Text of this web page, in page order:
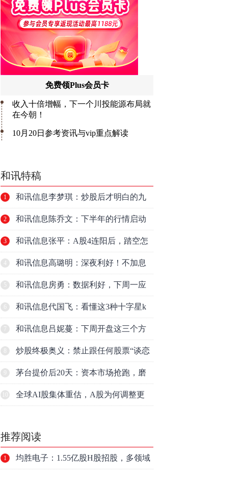
和讯特稿
1 和讯信息李梦琪：炒股后才明白的九
个人生道理
2 和讯信息陈乔文：下半年的行情启动
了
3 和讯信息张平：A股4连阳后，踏空怎
么办？结构性回补！
和讯信息高璐明：深夜利好！不加息
了？周一还能涨吗？
5 和讯信息房勇：数据利好，下周一应
对方案
和讯信息代国飞：看懂这3种十字星k
线形态
7 和讯信息吕妮蔓：下周开盘这三个方
向，还有仓位的朋友一定要拿稳了
炒股终极奥义：禁止跟任何股票“谈恋
爱”
茅台提价后20天：资本市场抢跑，磨
底属于现实
全球AI股集体重估，A股为何调整更
推荐阅读
1 均胜电子：1.55亿股H股招股，多领域